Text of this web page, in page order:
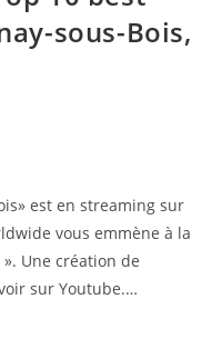
sous-Bois,
est en streaming sur
vous emmène à la
Une création de
sur Youtube.…